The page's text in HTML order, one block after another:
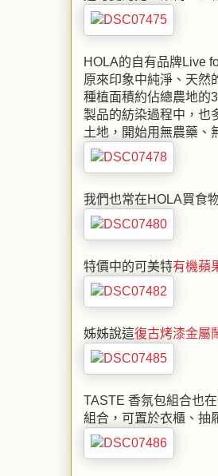
HOLA的自有品牌Live
原來印象中純淨、天然
種植面積約佔總農地的
製品的紡染過程中，也
土地，開始用無農藥、
我們也常在HOLA買食
特價中的可美特有機蘋
姊姊說這復古烤漆金屬
TASTE 香氛包組合也
組合，可置於衣櫃、抽